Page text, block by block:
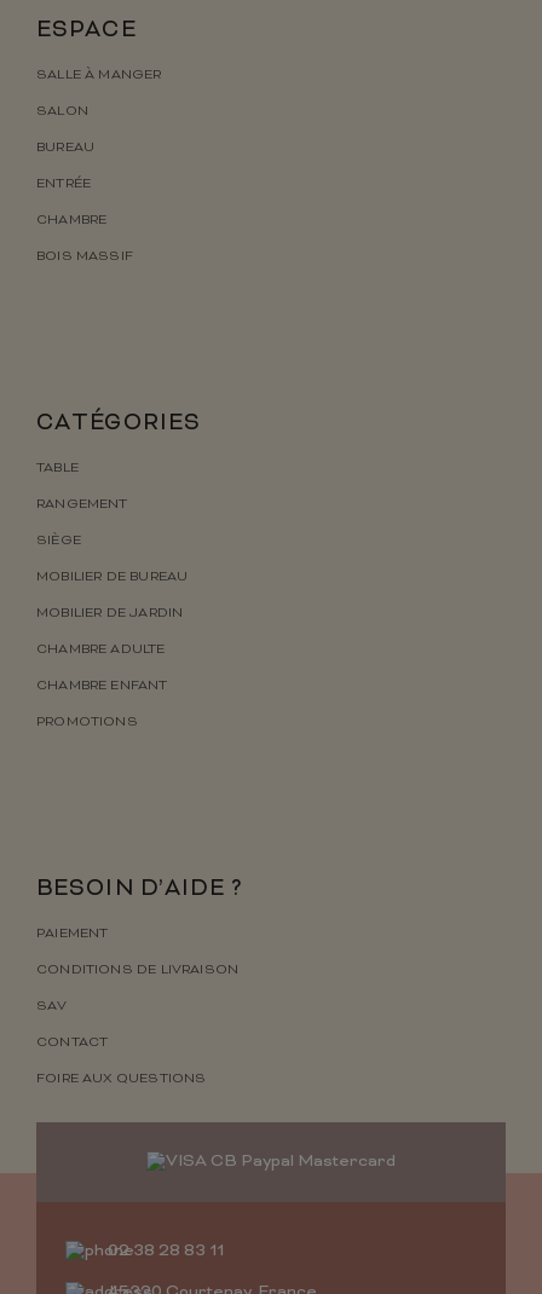
ESPACE
SALLE À MANGER
SALON
BUREAU
ENTRÉE
CHAMBRE
BOIS MASSIF
CATÉGORIES
TABLE
RANGEMENT
SIÈGE
MOBILIER DE BUREAU
MOBILIER DE JARDIN
CHAMBRE ADULTE
CHAMBRE ENFANT
PROMOTIONS
BESOIN D’AIDE ?
PAIEMENT
CONDITIONS DE LIVRAISON
SAV
CONTACT
FOIRE AUX QUESTIONS
02 38 28 83 11